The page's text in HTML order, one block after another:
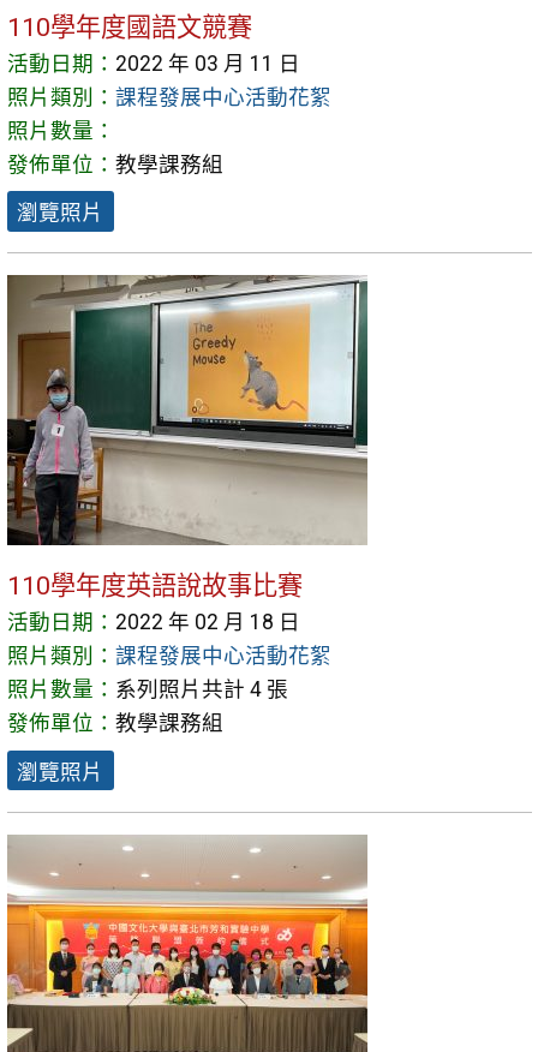
110學年度國語文競賽
活動日期： 2022 年 03 月 11 日
照片類別： 課程發展中心活動花絮
照片數量：
發佈單位： 教學課務組
瀏覽照片
110學年度英語說故事比賽
活動日期： 2022 年 02 月 18 日
照片類別： 課程發展中心活動花絮
照片數量： 系列照片共計 4 張
發佈單位： 教學課務組
瀏覽照片